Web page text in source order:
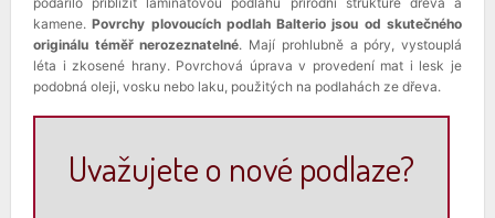
kamene.Povrchy plovoucích podlah Balterio jsou od skutečného
originálu téměř nerozeznatelné. Mají prohlubně a póry, vystouplá
léta i zkosené hrany. Povrchová úprava v provedení mat i lesk je
podobná oleji, vosku nebo laku, použitých na podlahách ze dřeva.
Uvažujete o nové podlaze?